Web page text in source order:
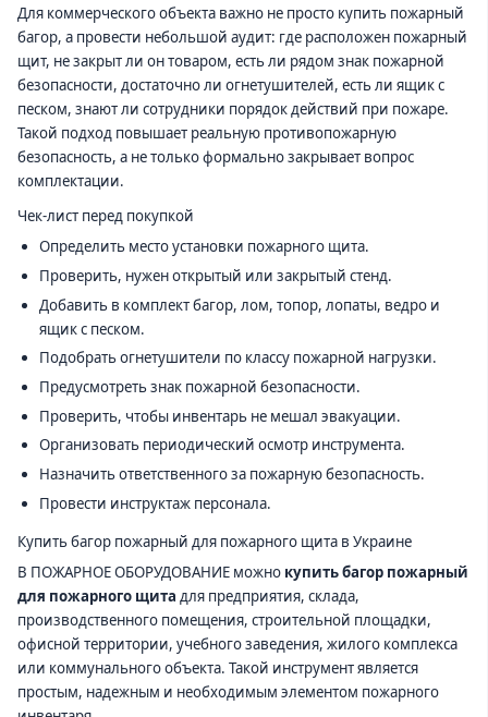
Для коммерческого объекта важно не просто купить пожарный
багор, а провести небольшой аудит: где расположен пожарный
щит, не закрыт ли он товаром, есть ли рядом знак пожарной
безопасности, достаточно ли огнетушителей, есть ли ящик с
песком, знают ли сотрудники порядок действий при пожаре.
Такой подход повышает реальную противопожарную
безопасность, а не только формально закрывает вопрос
комплектации.
Чек-лист перед покупкой
Определить место установки пожарного щита.
Проверить, нужен открытый или закрытый стенд.
Добавить в комплект багор, лом, топор, лопаты, ведро и
ящик с песком.
Подобрать огнетушители по классу пожарной нагрузки.
Предусмотреть знак пожарной безопасности.
Проверить, чтобы инвентарь не мешал эвакуации.
Организовать периодический осмотр инструмента.
Назначить ответственного за пожарную безопасность.
Провести инструктаж персонала.
Купить багор пожарный для пожарного щита в Украине
В ПОЖАРНОЕ ОБОРУДОВАНИЕ можно купить багор пожарный
для пожарного щита для предприятия, склада,
производственного помещения, строительной площадки,
офисной территории, учебного заведения, жилого комплекса
или коммунального объекта. Такой инструмент является
простым, надежным и необходимым элементом пожарного